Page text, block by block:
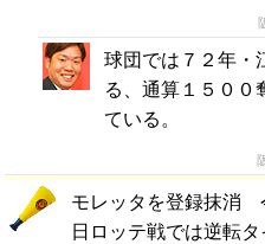
球団では７２年・
る、通算１５００
ている。
モレッタを登録抹消
日ロッテ戦では逆転